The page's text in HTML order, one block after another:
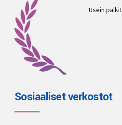
Usein
Sosiaaliset verkostot